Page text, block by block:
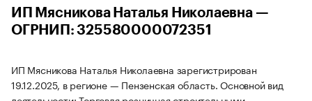
ИП Мясникова Наталья Николаевна —
ОГРНИП: 325580000072351
ИП Мясникова Наталья Николаевна зарегистрирован
19.12.2025, в регионе — Пензенская область. Основной вид